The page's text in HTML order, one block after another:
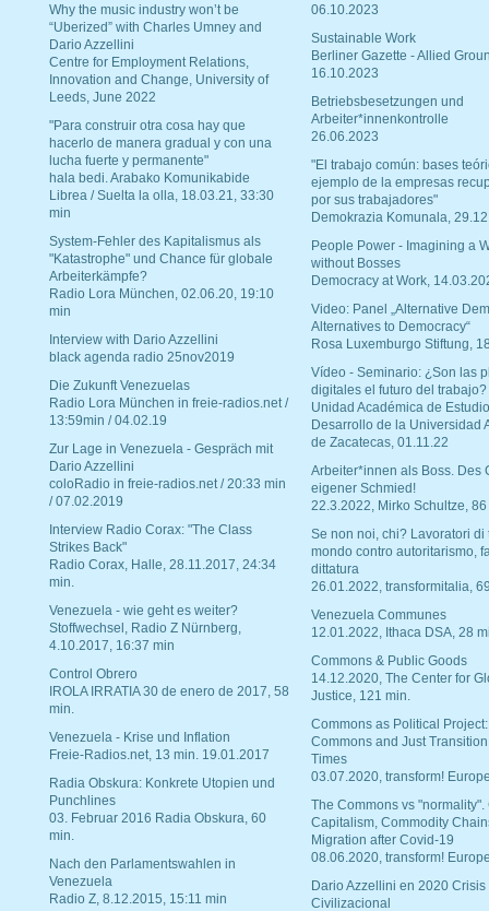
Why the music industry won’t be
“Uberized” with Charles Umney and
Dario Azzellini
Centre for Employment Relations,
Innovation and Change, University of
Leeds, June 2022
"Para construir otra cosa hay que
hacerlo de manera gradual y con una
lucha fuerte y permanente"
hala bedi. Arabako Komunikabide
Librea / Suelta la olla, 18.03.21, 33:30
min
System-Fehler des Kapitalismus als
"Katastrophe" und Chance für globale
Arbeiterkämpfe?
Radio Lora München, 02.06.20, 19:10
min
Interview with Dario Azzellini
black agenda radio 25nov2019
Die Zukunft Venezuelas
Radio Lora München in freie-radios.net /
13:59min / 04.02.19
Zur Lage in Venezuela - Gespräch mit
Dario Azzellini
coloRadio in freie-radios.net / 20:33 min
/ 07.02.2019
Interview Radio Corax: "The Class
Strikes Back"
Radio Corax, Halle, 28.11.2017, 24:34
min.
Venezuela - wie geht es weiter?
Stoffwechsel, Radio Z Nürnberg,
4.10.2017, 16:37 min
Control Obrero
IROLA IRRATIA 30 de enero de 2017, 58
min.
Venezuela - Krise und Inflation
Freie-Radios.net, 13 min. 19.01.2017
Radia Obskura: Konkrete Utopien und
Punchlines
03. Februar 2016 Radia Obskura, 60
min.
Nach den Parlamentswahlen in
Venezuela
Radio Z, 8.12.2015, 15:11 min
06.10.2023
Sustainable Work
Berliner Gazette - Allied
16.10.2023
Betriebsbesetzungen und
Arbeiter*innenkontrolle
26.06.2023
"El trabajo común: bases
ejemplo de la empresas
por sus trabajadores"
Demokrazia Komunala,
People Power - Imagining a
without Bosses
Democracy at Work,
Video: Panel „Alternative
Alternatives to Democracy“
Rosa Luxemburgo Stiftung,
Vídeo - Seminario: ¿Son las
digitales el futuro del trabajo?
Unidad Académica de
Desarrollo de la Universidad
de Zacatecas, 01.11.22
Arbeiter*innen als Boss. Des
eigener Schmied!
22.3.2022, Mirko Schultze, 86
Se non noi, chi? Lavoratori di
mondo contro autoritarismo,
dittatura
26.01.2022, transformitalia,
Venezuela Communes
12.01.2022, Ithaca DSA, 28
Commons & Public Goods
14.12.2020, The Center for
Justice, 121 min.
Commons as Political Project:
Commons and Just
Times
03.07.2020, transform!
The Commons vs "normality".
Capitalism, Commodity
Migration after Covid-19
08.06.2020, transform!
Dario Azzellini en 2020 Crisis
Civilizacional